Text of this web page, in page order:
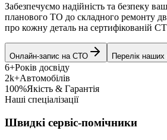
Забезпечуємо надійність та безпеку
планового ТО до складного ремонту
про кожну деталь на сертифікованій
Онлайн-запис на СТО Перелік наших
6+Років досвіду
2k+Автомобілів
100%Якість & Гарантія
Наші спеціалізації
Швидкі сервіс-помічники